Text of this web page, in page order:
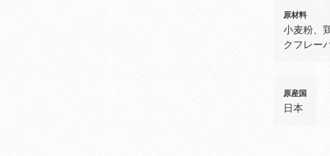
原材料
小麦粉、
クフレー
原産国
日本